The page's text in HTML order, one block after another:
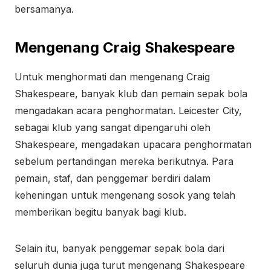
bersamanya.
Mengenang Craig Shakespeare
Untuk menghormati dan mengenang Craig
Shakespeare, banyak klub dan pemain sepak bola
mengadakan acara penghormatan. Leicester City,
sebagai klub yang sangat dipengaruhi oleh
Shakespeare, mengadakan upacara penghormatan
sebelum pertandingan mereka berikutnya. Para
pemain, staf, dan penggemar berdiri dalam
keheningan untuk mengenang sosok yang telah
memberikan begitu banyak bagi klub.
Selain itu, banyak penggemar sepak bola dari
seluruh dunia juga turut mengenang Shakespeare